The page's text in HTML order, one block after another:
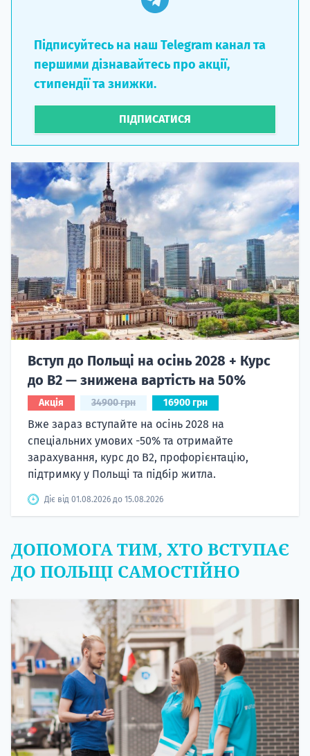
Підписуйтесь на наш Telegram канал та
першими дізнавайтесь про акції,
стипендії та знижки.
ПІДПИСАТИСЯ
Вступ до Польщі на осінь 2028 + Курс
до B2 — знижена вартість на 50%
Акція 34900 грн 16900 грн
Вже зараз вступайте на осінь 2028 на
спеціальних умових -50% та отримайте
зарахування, курс до B2, профорієнтацію,
підтримку у Польщі та підбір житла.
Діє від 01.08.2026 до 15.08.2026
ДОПОМОГА ТИМ, ХТО ВСТУПАЄ
ДО ПОЛЬЩІ САМОСТІЙНО